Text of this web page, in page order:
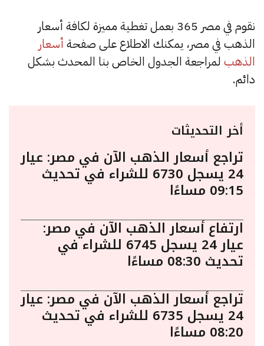
نقوم في مصر 365 بعمل تغطية مميزة لكافة أسعار
الذهب في مصر، يمكنك الاطلاع على صفحة أسعار
الذهب لمراجعة الجدول الخاص بنا المحدث بشكل
دائم.
أخر التحديثات
تراجع أسعار الذهب الآن في مصر: عيار
24 يسجل 6730 للشراء في تحديث
09:15 مساءًا
ارتفاع أسعار الذهب الآن في مصر:
عيار 24 يسجل 6745 للشراء في
تحديث 08:30 مساءًا
تراجع أسعار الذهب الآن في مصر: عيار
24 يسجل 6735 للشراء في تحديث
08:20 مساءًا